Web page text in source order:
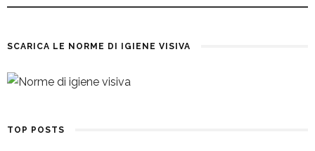
SCARICA LE NORME DI IGIENE VISIVA
TOP POSTS